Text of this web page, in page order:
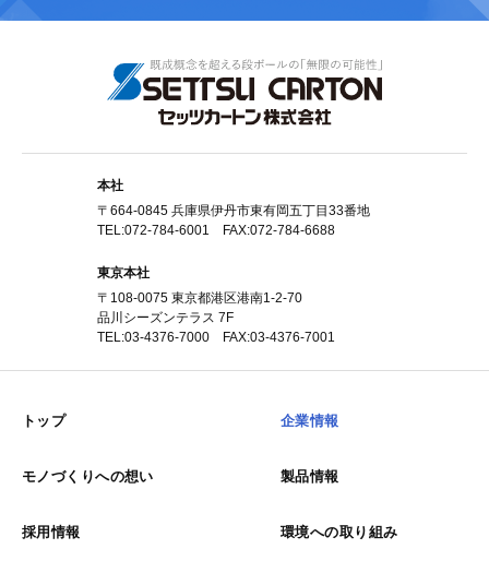
本社
〒664-0845 兵庫県伊丹市東有岡五丁目33番地
TEL:072-784-6001 FAX:072-784-6688
東京本社
〒108-0075 東京都港区港南1-2-70
品川シーズンテラス 7F
TEL:03-4376-7000 FAX:03-4376-7001
トップ 企業情報
モノづくりへの想い 製品情報
採用情報 環境への取り組み